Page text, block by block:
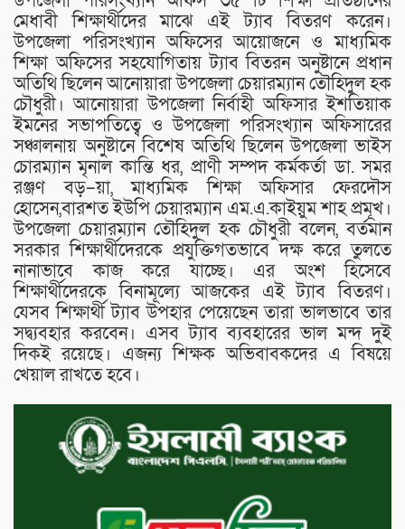
মেধাবী শিক্ষার্থীদের মাঝে এই ট্যাব বিতরণ করেন।
উপজেলা পরিসংখ্যান অফিসের আয়োজনে ও মাধ্যমিক
শিক্ষা অফিসের সহযোগিতায় ট্যাব বিতরন অনুষ্টানে প্রধান
অতিথি ছিলেন আনোয়ারা উপজেলা চেয়ারম্যান তৌহিদুল হক
চৌধুরী। আনোয়ারা উপজেলা নির্বাহী অফিসার ইশতিয়াক
ইমনের সভাপতিত্বে ও উপজেলা পরিসংখ্যান অফিসারের
সঞ্চালনায় অনুষ্টানে বিশেষ অতিথি ছিলেন উপজেলা ভাইস
চোরম্যান মৃনাল কান্তি ধর, প্রাণী সম্পদ কর্মকর্তা ডা. সমর
রঞ্জণ বড়–য়া, মাধ্যমিক শিক্ষা অফিসার ফেরদৌস
হোসেন,বারশত ইউপি চেয়ারম্যান এম.এ.কাইয়ুম শাহ প্রমূখ।
উপজেলা চেয়ারম্যান তৌহিদুল হক চৌধুরী বলেন, বর্তমান
সরকার শিক্ষার্থীদেরকে প্রযুক্তিগতভাবে দক্ষ করে তুলতে
নানাভাবে কাজ করে যাচ্ছে। এর অংশ হিসেবে
শিক্ষার্থীদেরকে বিনামূল্যে আজকের এই ট্যাব বিতরণ।
যেসব শিক্ষার্থী ট্যাব উপহার পেয়েছেন তারা ভালভাবে তার
সদ্ব্যবহার করবেন। এসব ট্যাব ব্যবহারের ভাল মন্দ দুই
দিকই রয়েছে। এজন্য শিক্ষক অভিবাবকদের এ বিষয়ে
খেয়াল রাখতে হবে।